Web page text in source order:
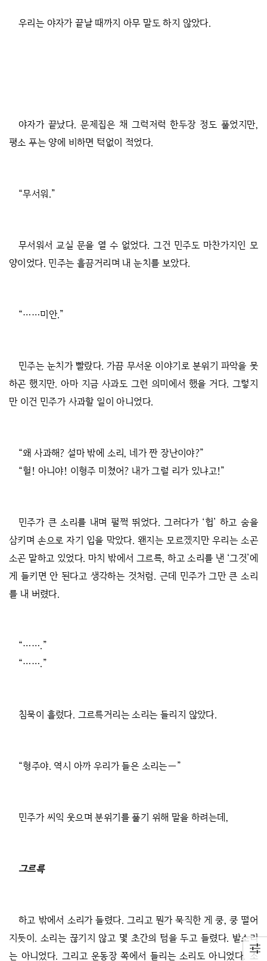
우리는 야자가 끝날 때까지 아무 말도 하지 않았다.
야자가 끝났다. 문제집은 채 그럭저럭 한두장 정도 풀었지만,
평소 푸는 양에 비하면 턱없이 적었다.
“무서워.”
무서워서 교실 문을 열 수 없었다. 그건 민주도 마찬가지인 모
양이었다. 민주는 흘끔거리며 내 눈치를 보았다.
“……미안.”
민주는 눈치가 빨랐다. 가끔 무서운 이야기로 분위기 파악을 못
하곤 했지만. 아마 지금 사과도 그런 의미에서 했을 거다. 그렇지
만 이건 민주가 사과할 일이 아니었다.
“왜 사과해? 설마 밖에 소리, 네가 짠 장난이야?”
“헐! 아니야! 이형주 미쳤어? 내가 그럴 리가 있냐고!”
민주가 큰 소리를 내며 펄쩍 뛰었다. 그러다가 ‘헙’ 하고 숨을
삼키며 손으로 자기 입을 막았다. 왠지는 모르겠지만 우리는 소곤
소곤 말하고 있었다. 마치 밖에서 그르륵, 하고 소리를 낸 ‘그것’에
게 들키면 안 된다고 생각하는 것처럼. 근데 민주가 그만 큰 소리
를 내 버렸다.
“…….”
“…….”
침묵이 흘렀다. 그르륵거리는 소리는 들리지 않았다.
“형주야. 역시 아까 우리가 들은 소리는―”
민주가 씨익 웃으며 분위기를 풀기 위해 말을 하려는데,
그르륵
하고 밖에서 소리가 들렸다. 그리고 뭔가 묵직한 게 쿵, 쿵 떨어
지듯이. 소리는 끊기지 않고 몇 초간의 텀을 두고 들렸다. 발소리
는 아니었다. 그리고 운동장 쪽에서 들리는 소리도 아니었다. 소